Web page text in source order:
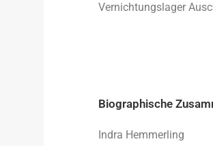
Vernichtungslager
Biographische
Indra Hemmerling